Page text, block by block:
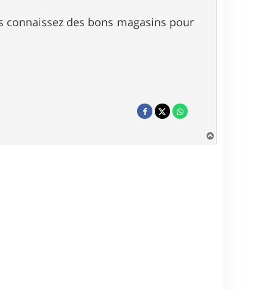
des bons magasins pour
a